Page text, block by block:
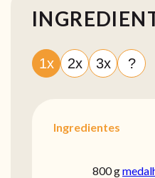
1x 2x 3x ?
Ingredientes
800 g